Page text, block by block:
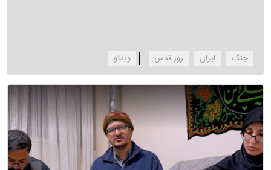
جنگ ایران روز قدس ‌ویدئو